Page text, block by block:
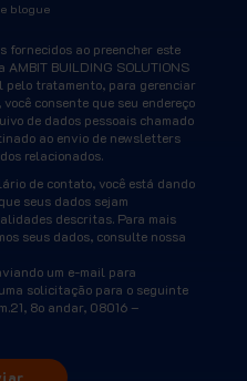
blogue
fornecidos ao preencher este
BUILDING SOLUTIONS
pelo tratamento, para gerenciar
consente que seu endereço
de dados pessoais chamado
ao envio de newsletters
relacionados.
de contato, você está dando
seus dados sejam
descritas. Para mais
seus dados, consulte nossa
um e-mail para
solicitação para o seguinte
8o andar, 08016 –